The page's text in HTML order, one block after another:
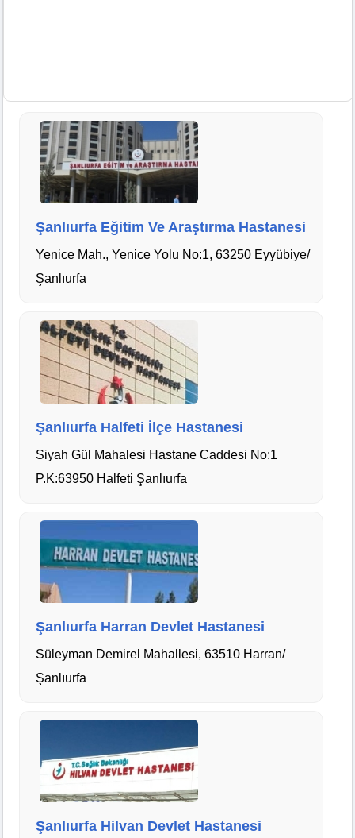
Şanlıurfa Eğitim Ve Araştırma Hastanesi
Yenice Mah., Yenice Yolu No:1, 63250 Eyyübiye/
Şanlıurfa
Şanlıurfa Halfeti İlçe Hastanesi
Siyah Gül Mahalesi Hastane Caddesi No:1
P.K:63950 Halfeti Şanlıurfa
Şanlıurfa Harran Devlet Hastanesi
Süleyman Demirel Mahallesi, 63510 Harran/
Şanlıurfa
Şanlıurfa Hilvan Devlet Hastanesi